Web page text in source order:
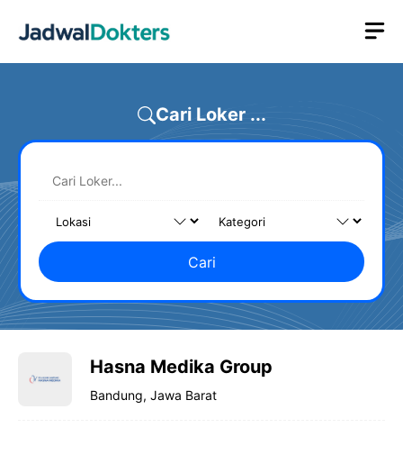
Cari Loker ...
Cari
Hasna Medika Group
Bandung, Jawa Barat